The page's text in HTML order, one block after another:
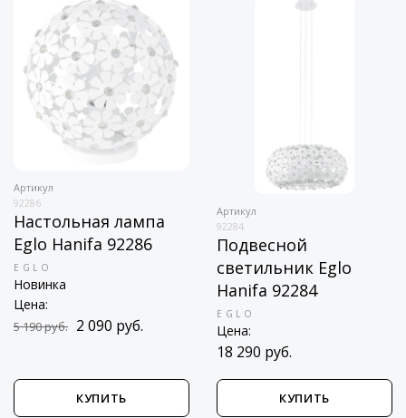
Артикул
92286
Настольная лампа
Eglo Hanifa 92286
EGLO
Новинка
Цена:
5 190 руб. 2 090 руб.
КУПИТЬ
Артикул
92284
Подвесной
светильник Eglo
Hanifa 92284
EGLO
Цена:
18 290 руб.
КУПИТЬ